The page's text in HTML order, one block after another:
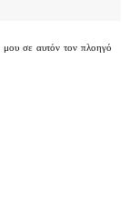
σε αυτόν τον πλοηγό